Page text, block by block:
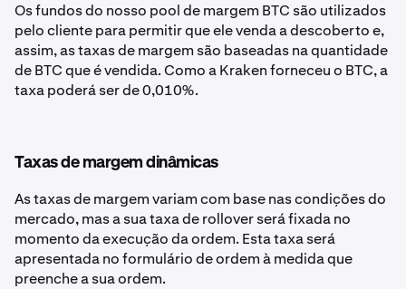
Os fundos do nosso pool de margem BTC são utilizados
pelo cliente para permitir que ele venda a descoberto e,
assim, as taxas de margem são baseadas na quantidade
de BTC que é vendida. Como a Kraken forneceu o BTC, a
taxa poderá ser de 0,010%.
Taxas de margem dinâmicas
As taxas de margem variam com base nas condições do
mercado, mas a sua taxa de rollover será fixada no
momento da execução da ordem. Esta taxa será
apresentada no formulário de ordem à medida que
preenche a sua ordem.